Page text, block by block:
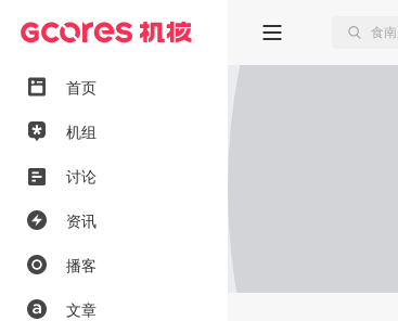
首页
机组
讨论
资讯
播客
文章